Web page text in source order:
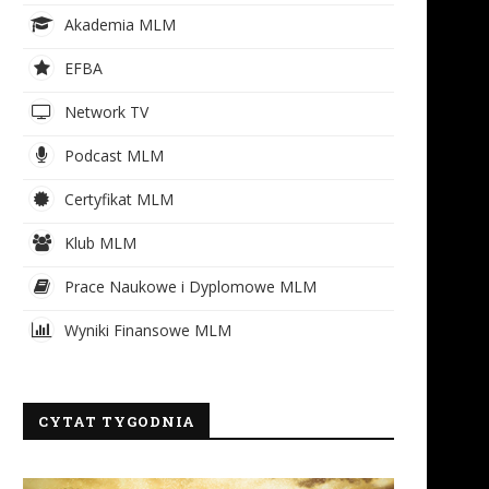
Akademia MLM
EFBA
Network TV
Podcast MLM
Certyfikat MLM
Klub MLM
Prace Naukowe i Dyplomowe MLM
Wyniki Finansowe MLM
CYTAT TYGODNIA